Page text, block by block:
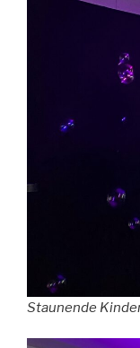
Staunende